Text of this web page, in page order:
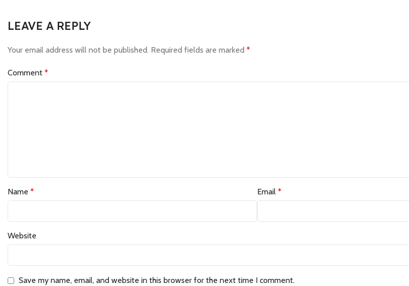
LEAVE A REPLY
Your email address will not be published. Required fields are marked *
Comment *
Name * Email *
Website
Save my name, email, and website in this browser for the next time I comment.